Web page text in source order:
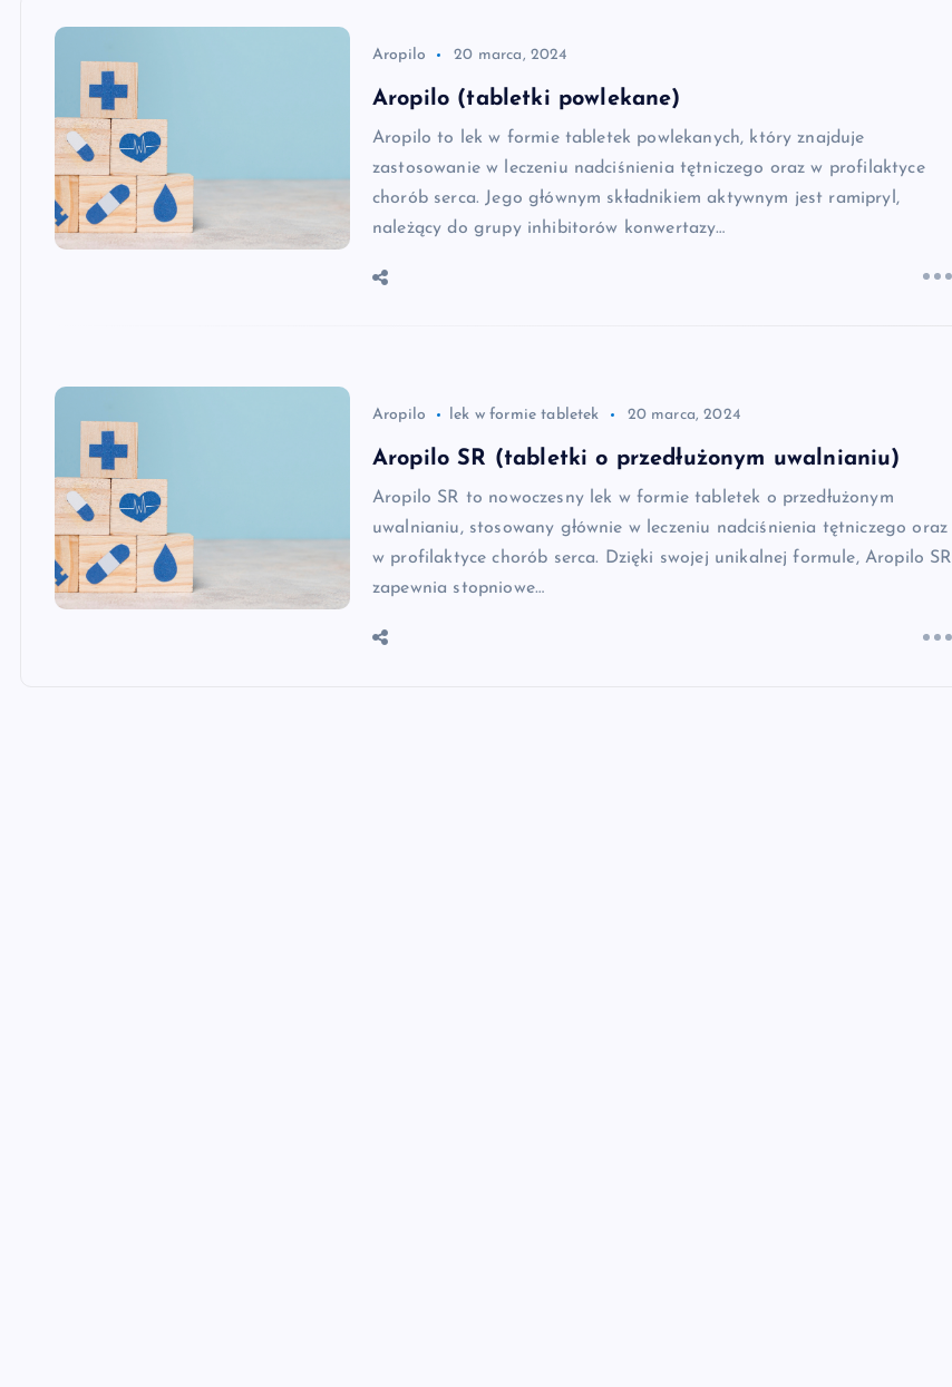
Aropilo 20 marca, 2024
Aropilo (tabletki powlekane)
Aropilo to lek w formie tabletek powlekanych, który znajduje
zastosowanie w leczeniu nadciśnienia tętniczego oraz w profilaktyce
chorób serca. Jego głównym składnikiem aktywnym jest ramipryl,
należący do grupy inhibitorów konwertazy…
Aropilo lek w formie tabletek 20 marca, 2024
Aropilo SR (tabletki o przedłużonym uwalnianiu)
Aropilo SR to nowoczesny lek w formie tabletek o przedłużonym
uwalnianiu, stosowany głównie w leczeniu nadciśnienia tętniczego oraz
w profilaktyce chorób serca. Dzięki swojej unikalnej formule, Aropilo SR
zapewnia stopniowe…